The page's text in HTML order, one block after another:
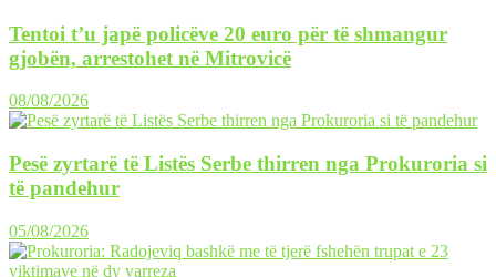
Tentoi t’u japë policëve 20 euro për të shmangur
gjobën, arrestohet në Mitrovicë
08/08/2026
Pesë zyrtarë të Listës Serbe thirren nga Prokuroria si
të pandehur
05/08/2026